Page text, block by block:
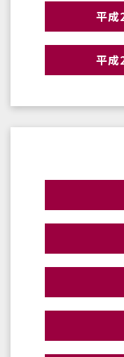
平成
平成